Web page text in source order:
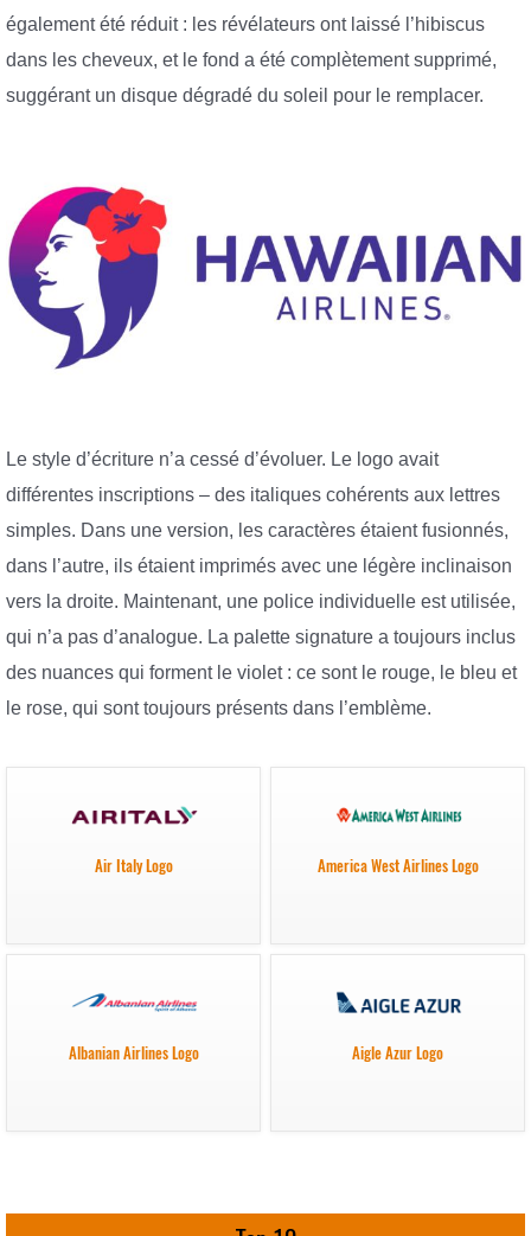
également été réduit : les révélateurs ont laissé l’hibiscus
dans les cheveux, et le fond a été complètement supprimé,
suggérant un disque dégradé du soleil pour le remplacer.
Le style d’écriture n’a cessé d’évoluer. Le logo avait
différentes inscriptions – des italiques cohérents aux lettres
simples. Dans une version, les caractères étaient fusionnés,
dans l’autre, ils étaient imprimés avec une légère inclinaison
vers la droite. Maintenant, une police individuelle est utilisée,
qui n’a pas d’analogue. La palette signature a toujours inclus
des nuances qui forment le violet : ce sont le rouge, le bleu et
le rose, qui sont toujours présents dans l’emblème.
Air Italy Logo America West Airlines Logo
Albanian Airlines Logo Aigle Azur Logo